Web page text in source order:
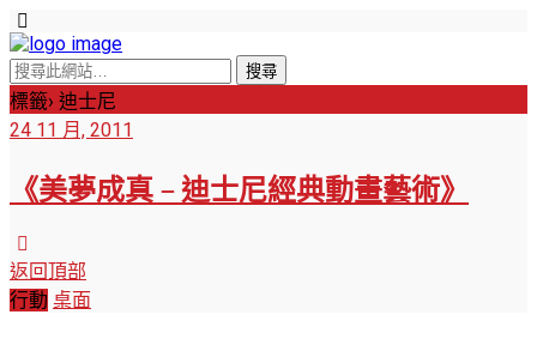
標籤› 迪士尼
24 11 月, 2011
《美夢成真 – 迪士尼經典動畫藝術》
返回頂部
行動 桌面